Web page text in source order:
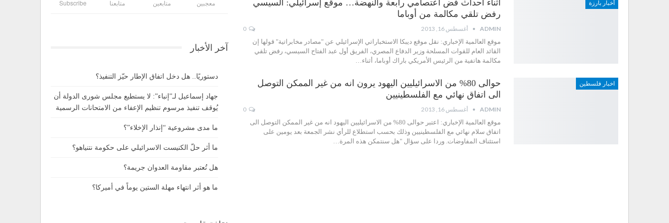
أخبار بارزة
أثناء أحداث فض اعتصامي رابعة والنهضة… موقع إسرائيلي: السيسي
رفض تلقي مكالمة من أوباما
ADMIN أغسطس 16, 2013
موقع العالمية الإخباري: نقل موقع ديبكا الاستخباراتي الإسرائيلي عن "مصادر مخابراتية" قولها إن
القائد العام للقوات المسلحة وزير الدفاع المصري، الفريق أول عبد الفتاح السيسي، رفض تلقي
مكالمة هاتفية من الرئيس الأمريكي باراك أوباما، أثناء…
اخبار فلسطين
حوالى 80% من الاسرائيليين اليهود يرون انه من غير الممكن التوصل
الى اتفاق نهائي مع الفلسطينيين
ADMIN أغسطس 16, 2013
موقع العالمية الإخباري: اعتبر حوالى 80% من الاسرائيليين اليهود انه من غير الممكن التوصل الى
اتفاق سلام نهائي مع الفلسطينيين وذلك بحسب استطلاع للرأي نشر الجمعة بعد يومين على
استئناف المفاوضات. وردا على سؤال "هل سنتمكن هذه المرة…
معجبين متابعين متابعنا Subscribe
آخر الأخبار
دستوريًا.. هل دخل اتفاق الإطار حيّز التنفيذ؟
جهاد إسماعيل لـ”إنباء”: لا يستطيع مجلس شورى الدولة أن
يُوقف تنفيذ مرسوم تنظيم الإعفاء من الامتحانات الرسمية
ما مدى مشروعية “إنذار الإخلاء”؟
ما أثر حلّ الكنيست الاسرائيلي على حكومة نتنياهو؟
هل تُعتبر مقاومة العدوان جريمة؟
ما هو أثر انتهاء مهلة الستين يوماً في أميركا؟